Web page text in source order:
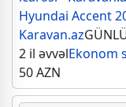
Hyundai Accent
Karavan.az
2 il əvvəlEkonom
50AZN